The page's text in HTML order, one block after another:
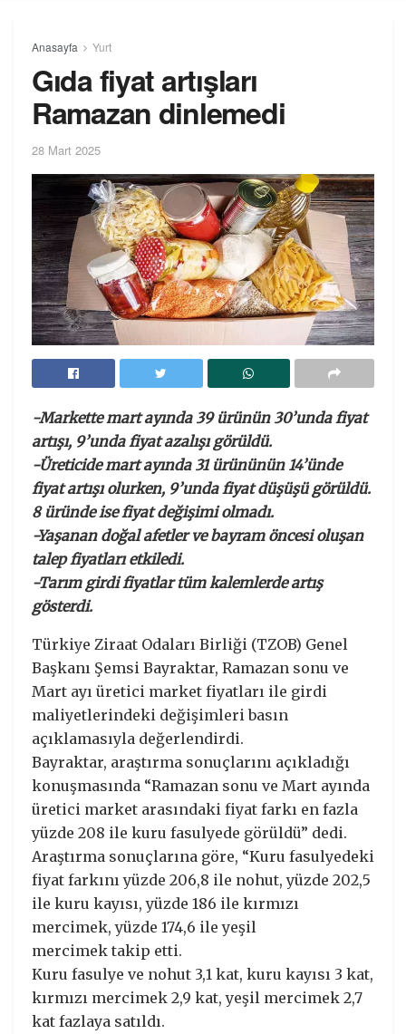
Anasayfa Yurt
Gıda fiyat artışları
Ramazan dinlemedi
28 Mart 2025
-Markette mart ayında 39 ürünün 30’unda fiyat
artışı, 9’unda fiyat azalışı görüldü.
-Üreticide mart ayında 31 ürününün 14’ünde
fiyat artışı olurken, 9’unda fiyat düşüşü görüldü.
8 üründe ise fiyat değişimi olmadı.
-Yaşanan doğal afetler ve bayram öncesi oluşan
talep fiyatları etkiledi.
-Tarım girdi fiyatlar tüm kalemlerde artış
gösterdi.
Türkiye Ziraat Odaları Birliği (TZOB) Genel
Başkanı Şemsi Bayraktar, Ramazan sonu ve
Mart ayı üretici market fiyatları ile girdi
maliyetlerindeki değişimleri basın
açıklamasıyla değerlendirdi.
Bayraktar, araştırma sonuçlarını açıkladığı
konuşmasında “Ramazan sonu ve Mart ayında
üretici market arasındaki fiyat farkı en fazla
yüzde 208 ile kuru fasulyede görüldü” dedi.
Araştırma sonuçlarına göre, “Kuru fasulyedeki
fiyat farkını yüzde 206,8 ile nohut, yüzde 202,5
ile kuru kayısı, yüzde 186 ile kırmızı
mercimek, yüzde 174,6 ile yeşil
mercimek takip etti.
Kuru fasulye ve nohut 3,1 kat, kuru kayısı 3 kat,
kırmızı mercimek 2,9 kat, yeşil mercimek 2,7
kat fazlaya satıldı.